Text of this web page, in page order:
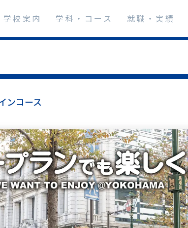
学校案内 学科・コース 就職・実績
ンコース